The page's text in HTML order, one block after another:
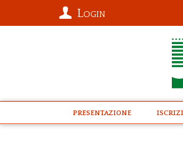
Login
presentazione